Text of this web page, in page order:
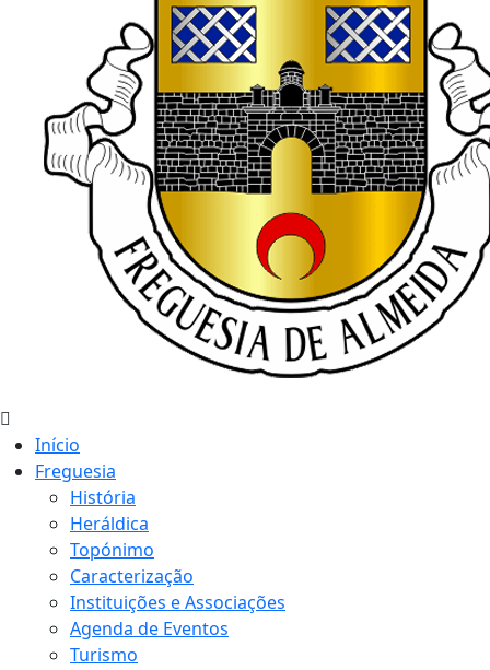
Início
Freguesia
História
Heráldica
Topónimo
Caracterização
Instituições e Associações
Agenda de Eventos
Turismo